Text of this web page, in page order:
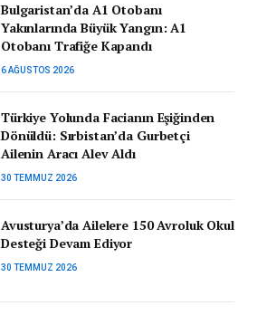
Bulgaristan’da A1 Otobanı
Yakınlarında Büyük Yangın: A1
Otobanı Trafiğe Kapandı
6 AĞUSTOS 2026
Türkiye Yolunda Facianın Eşiğinden
Dönüldü: Sırbistan’da Gurbetçi
Ailenin Aracı Alev Aldı
30 TEMMUZ 2026
Avusturya’da Ailelere 150 Avroluk Okul
Desteği Devam Ediyor
30 TEMMUZ 2026